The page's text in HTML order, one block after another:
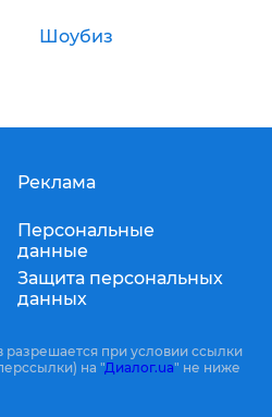
Шоубиз
Реклама
Персональные
данные
Защита персональных
данных
при условии ссылки
на "Диалог.ua" не ниже